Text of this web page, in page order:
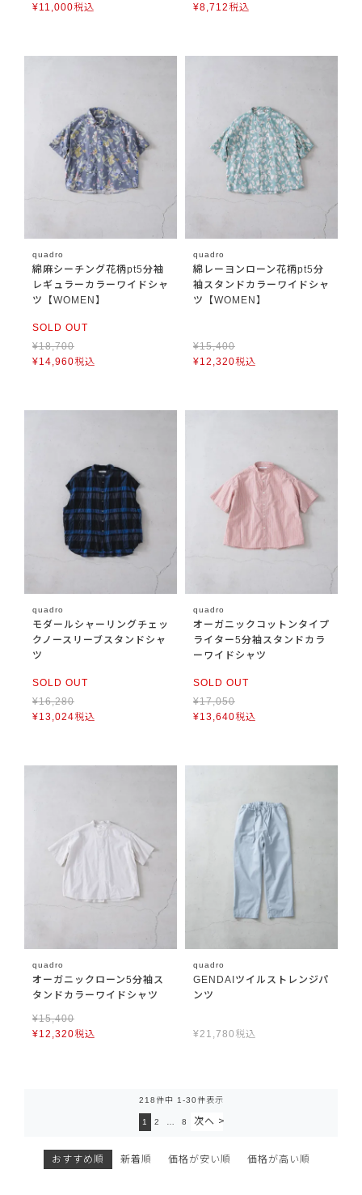
¥11,000税込
¥8,712税込
quadro
綿麻シーチング花柄pt5分袖
レギュラーカラーワイドシャ
ツ【WOMEN】
SOLD OUT
¥18,700
¥14,960税込
quadro
綿レーヨンローン花柄pt5分
袖スタンドカラーワイドシャ
ツ【WOMEN】
¥15,400
¥12,320税込
quadro
モダールシャーリングチェッ
クノースリーブスタンドシャ
ツ
SOLD OUT
¥16,280
¥13,024税込
quadro
オーガニックコットンタイプ
ライター5分袖スタンドカラ
ーワイドシャツ
SOLD OUT
¥17,050
¥13,640税込
quadro
オーガニックローン5分袖ス
タンドカラーワイドシャツ
¥15,400
¥12,320税込
quadro
GENDAIツイルストレンジパ
ンツ
¥21,780 税込
おすすめ順 新着順 価格が安い順 価格が高い順
218件中 1 -30件表示
1 2 8